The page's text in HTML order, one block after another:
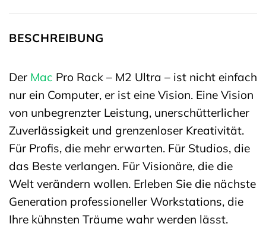
BESCHREIBUNG
Der Mac Pro Rack – M2 Ultra – ist nicht einfach
nur ein Computer, er ist eine Vision. Eine Vision
von unbegrenzter Leistung, unerschütterlicher
Zuverlässigkeit und grenzenloser Kreativität.
Für Profis, die mehr erwarten. Für Studios, die
das Beste verlangen. Für Visionäre, die die
Welt verändern wollen. Erleben Sie die nächste
Generation professioneller Workstations, die
Ihre kühnsten Träume wahr werden lässt.